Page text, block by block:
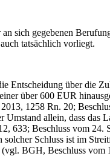
gegebenen
tatsächlich vorliegt.
über die
über 600 EUR
1258 Rn. 20;
allein, dass
633; Beschluss vom
Schluss ist im
BGH, Beschluss